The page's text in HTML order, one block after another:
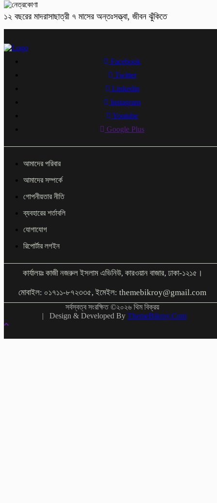
১২ বছরের মাদরাসাছাত্রী ৭ মাসের অন্তঃসত্ত্বা, জীবন ঝুঁকিতে
Facebook
Twitter
Linkedin
Instagram
Youtube
Google Plus
আমাদের পরিবার
আমাদের সম্পর্কে
গোপনীয়তার নীতি
ব্যবহারের শর্তাবলি
যোগাযোগ
রিপোর্টার লগইন
কার্যালয়ঃ কাজী নজরুল ইসলাম এভিনিউ, কারওয়ান বাজার, ঢাকা-১২১৫।
মোবাইল: ০১৭১১-৮৭২৩৩৫, ইমেইল: themebikroy@gmail.com
সর্বস্বত্ব সংরক্ষিত ©২০২৬ থিম বিক্রয়
| Design & Developed By ThemeBikroy.Com